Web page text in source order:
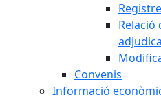
Relació
Convenis
Informació